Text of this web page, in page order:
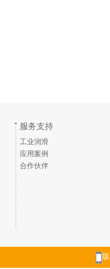
服务支持
工业润滑
应用案例
合作伙伴